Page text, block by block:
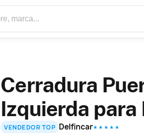
Cerradura
Izquierda
VENDEDOR TOP Delfincar★ ★ ★ ★ ★